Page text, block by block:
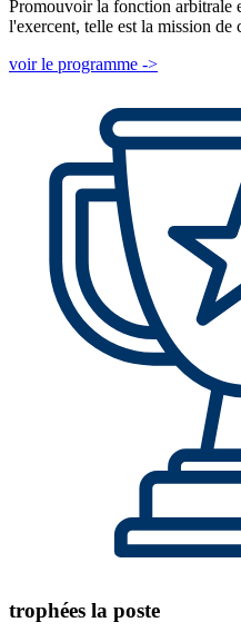
Promouvoir la fonction arbitrale
l'exercent, telle est la mission de
voir le programme ->
trophées la poste